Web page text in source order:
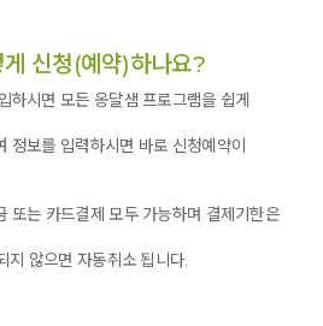
는데 너만 빠지게 되어 서운 하겠다.
어. 아빠는 네가 친구들이랑 지내고
소하자고 하니 서운하네. 친구들과
에 또 할 수 있지만, 아빠와 캠프
음엔 언제 또 갈 수 있을지 몰라. 다시
은 이렇게 했지만, ‘파자마 파티는
표현이라는 것을  딸도 알았을
조금은 서운했다. 그래도 사춘기 들어
신청(예약)하나요?
하시면 모든 옹달샘 프로그램을 쉽게
정보를 입력하시면 바로 신청예약이
또는 카드결제 모두 가능하며 결제기한은
지 않으면 자동취소 됩니다.